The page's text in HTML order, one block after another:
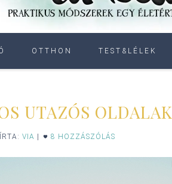
OTTHON TEST&LÉLEK
UTAZÓS OLDALAK
ÍRTA: VIA 8 HOZZÁSZÓLÁS